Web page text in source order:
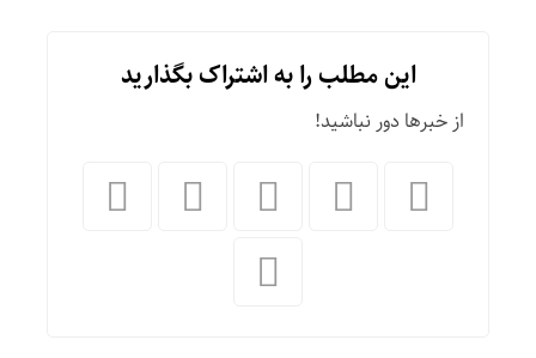
این مطلب را به اشتراک بگذارید
از خبرها دور نباشید!